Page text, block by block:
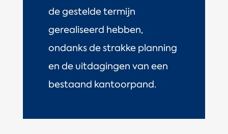
de gestelde termijn
gerealiseerd hebben,
ondanks de strakke planning
en de uitdagingen van een
bestaand kantoorpand.